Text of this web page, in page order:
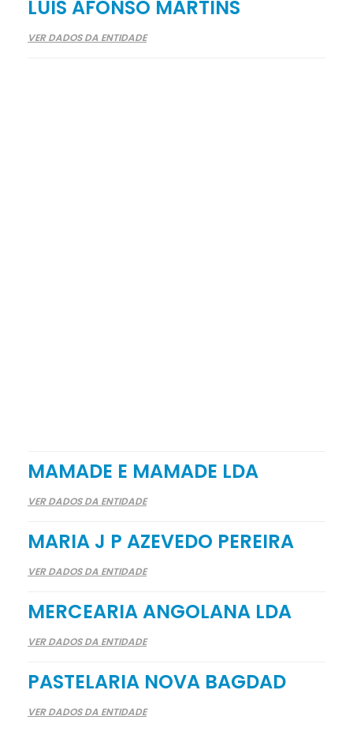
LUÍS AFONSO MARTINS
VER DADOS DA ENTIDADE
MAMADE E MAMADE LDA
VER DADOS DA ENTIDADE
MARIA J P AZEVEDO PEREIRA
VER DADOS DA ENTIDADE
MERCEARIA ANGOLANA LDA
VER DADOS DA ENTIDADE
PASTELARIA NOVA BAGDAD
VER DADOS DA ENTIDADE